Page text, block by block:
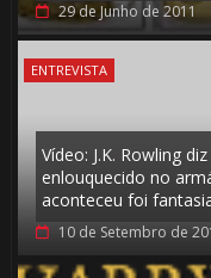
29 de Junho de 2011
ENTREVISTA
Vídeo: J.K. Rowling
enlouquecido no
aconteceu foi
10 de Setembro de
⚡